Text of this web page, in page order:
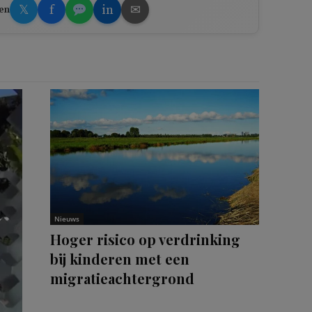
𝕏 f in ✉
Nieuws
Hoger risico op verdrinking
bij kinderen met een
migratieachtergrond